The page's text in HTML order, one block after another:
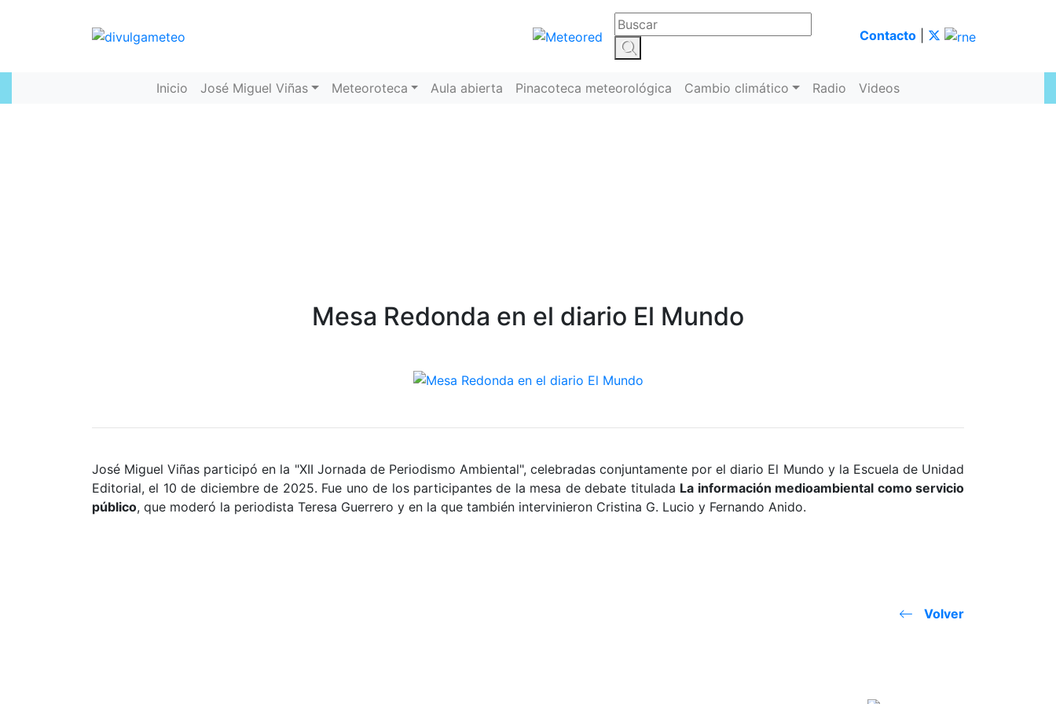
Contacto
Inicio José Miguel Viñas Meteoroteca Aula abierta Pinacoteca meteorológica Cambio climático Radio Videos
Mesa Redonda en el diario El Mundo
José Miguel Viñas participó en la "XII Jornada de Periodismo Ambiental", celebradas conjuntamente por el diario El Mundo y la Escuela de Unidad
Editorial, el 10 de diciembre de 2025. Fue uno de los participantes de la mesa de debate titulada La información medioambiental como servicio
público, que moderó la periodista Teresa Guerrero y en la que también intervinieron Cristina G. Lucio y Fernando Anido.
Volver